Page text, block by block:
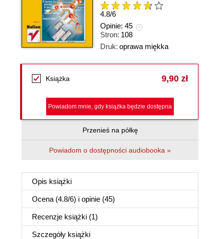
4.8/6
Opinie: 45
Stron: 108
Druk: oprawa miękka
Książka 9,90 zł
Powiadom mnie, gdy książka będzie dostępna
Przenieś na półkę
Powiadom o dostępności audiobooka »
Opis książki
Ocena (4.8/6) i opinie (45)
Recenzje książki (1)
Szczegóły książki